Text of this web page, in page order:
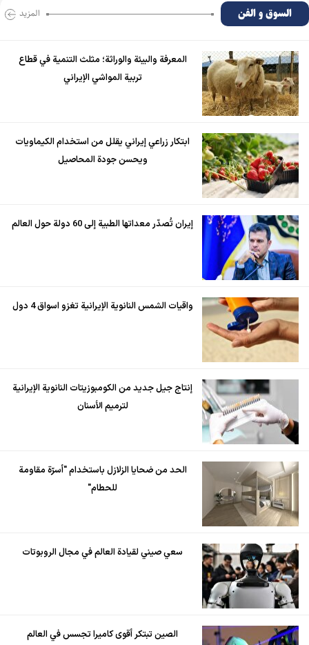
السوق و الفن المزید
المعرفة والبيئة والوراثة؛ مثلث التنمية في قطاع
تربية المواشي الإيراني
ابتكار زراعي إيراني يقلل من استخدام الكيماويات
ويحسن جودة المحاصيل
إيران تُصدّر معداتها الطبية إلى 60 دولة حول العالم
واقيات الشمس النانوية الإيرانية تغزو اسواق 4 دول
إنتاج جيل جديد من الكومبوزيتات النانوية الإيرانية
لترميم الأسنان
الحد من ضحايا الزلازل باستخدام "أسرّة مقاومة
للحطام"
سعي صيني لقيادة العالم في مجال الروبوتات
الصين تبتكر أقوى كاميرا تجسس في العالم